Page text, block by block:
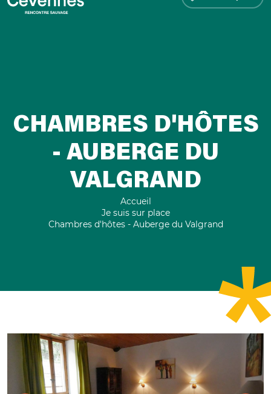
CHAMBRES D'HÔTES
- AUBERGE DU
VALGRAND
Accueil
Je suis sur place
Chambres d'hôtes - Auberge du Valgrand